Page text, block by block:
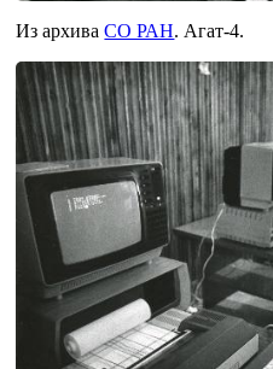
Из архиваСО РАН. Агат-4.